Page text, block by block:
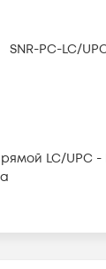
SNR-PC-LC/
LC/UPC -